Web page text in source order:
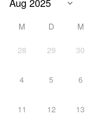
M D M
28 29 30
4 5 6
11 12 13